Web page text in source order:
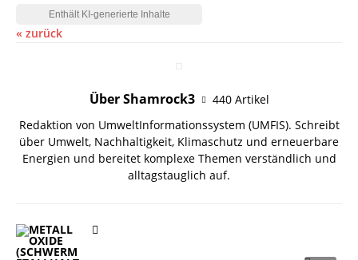
« zurück
Über Shamrock3
440 Artikel
Redaktion von UmweltInformationssystem (UMFIS). Schreibt
über Umwelt, Nachhaltigkeit, Klimaschutz und erneuerbare
Energien und bereitet komplexe Themen verständlich und
alltagstauglich auf.